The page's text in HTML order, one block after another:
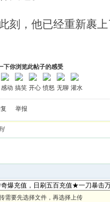
刻，他已经重新裹
下你浏览此帖子的感受
感动 搞笑 开心 愤怒 无聊 灌水
举报
需要先选择文件，再选择上传